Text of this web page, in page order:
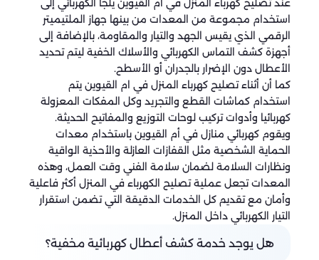
استخدام مجموعة من المعدات من بينها جهاز الملتيميتر
الرقمي الذي يقيس الجهد والتيار والمقاومة، بالإضافة إلى
أجهزة كشف التماس الكهربائي والأسلاك الخفية ليتم تحديد
الأعطال دون الإضرار بالجدران أو الأسطح.
كما أن أثناء تصليح كهرباء المنزل في ام القيوين يتم
استخدام كماشات القطع والتجريد وكل المفكات المعزولة
كهربائيا وأدوات تركيب لوحات التوزيع والمفاتيح الحديثة.
ويقوم كهربائي منازل في أم القيوين باستخدام معدات
الحماية الشخصية مثل القفازات العازلة والأحذية الواقية
ونظارات السلامة لضمان سلامة الفني وقت العمل، وهذه
المعدات تجعل عملية تصليح الكهرباء في المنزل أكثر فاعلية
وأمان مع تقديم كل الخدمات الدقيقة التي تضمن استقرار
التيار الكهربائي داخل المنزل.
هل يوجد خدمة كشف أعطال كهربائية مخفية؟